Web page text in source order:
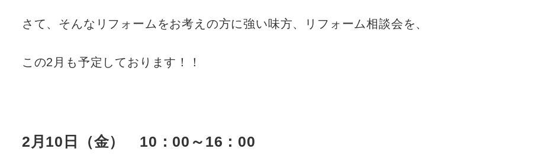
さて、そんなリフォームをお考えの方に強い味方、リフォーム相談会を、
この2月も予定しております！！
2月10日（金） 10：00～16：00